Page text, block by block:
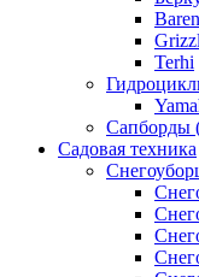
Terhi
Сапборды
Садовая техника